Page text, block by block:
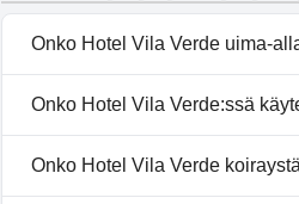
Onko Hotel Vila Verde uima-
Ei, Hotel Vila Verde ei ole
Onko Hotel Vila Verde:ssä
Ei, Hotel Vila Verde ei tarjoa
Onko Hotel Vila Verde